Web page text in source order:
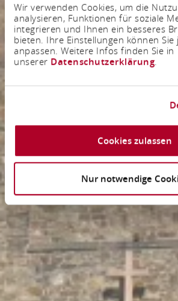
Wir verwenden Cookies, um die
analysieren, Funktionen für soziale
integrieren und Ihnen ein besseres
bieten. Ihre Einstellungen können Sie
anpassen. Weitere Infos finden Sie in
unserer Datenschutzerklärung.
Cookies zulassen
Nur notwendige